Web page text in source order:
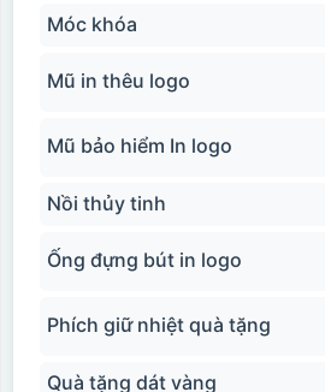
Móc khóa
Mũ in thêu logo
Mũ bảo hiểm In logo
Nồi thủy tinh
Ống đựng bút in logo
Phích giữ nhiệt quà tặng
Quà tặng dát vàng